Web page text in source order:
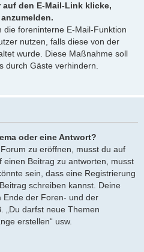
den E-Mail-Link klicke,
foreninterne E-Mail-Funktion
nutzen, falls diese von der
wurde. Diese Maßnahme soll
durch Gäste verhindern.
oder eine Antwort?
zu eröffnen, musst du auf
einen Beitrag zu antworten, musst
sein, dass eine Registrierung
schreiben kannst. Deine
Ende der Foren- und der
„Du darfst neue Themen
erstellen“ usw.